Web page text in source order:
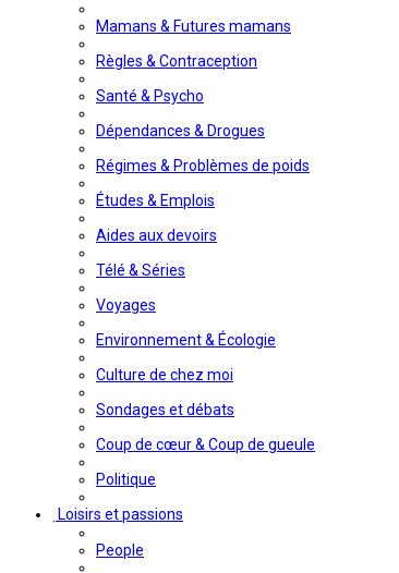
Mamans & Futures mamans
Règles & Contraception
Santé & Psycho
Dépendances & Drogues
Régimes & Problèmes de poids
Études & Emplois
Aides aux devoirs
Télé & Séries
Voyages
Environnement & Écologie
Culture de chez moi
Sondages et débats
Coup de cœur & Coup de gueule
Politique
Loisirs et passions
People